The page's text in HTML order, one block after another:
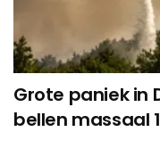
Grote paniek in
bellen massaal